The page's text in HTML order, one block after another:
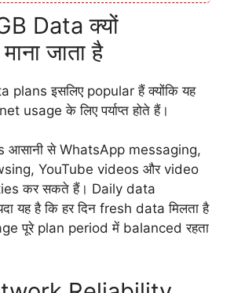
Data क्यों
जाता है
plans इसलिए popular हैं क्योंकि यह
usage के लिए पर्याप्त होते हैं।
आसानी से WhatsApp messaging,
YouTube videos और video
कर सकते हैं। Daily data
यह है कि हर दिन fresh data मिलता है
पूरे plan period में balanced रहता